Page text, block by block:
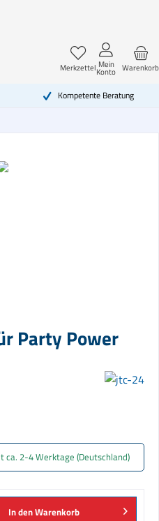
Kompetente Beratung
Warenkorb
Merkzettel Mein
Konto
Party Power
2-4 Werktage (Deutschland)
In denWarenkorb